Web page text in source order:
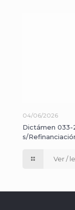
04/06/2026
Dictámen 033-
s/
Ver /